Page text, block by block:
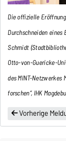
Die offizielle
Durchschneiden
Schmidt
Otto-von-Guericke-
des MINT-Netzwerkes
forschen“, IHK
Vorherige